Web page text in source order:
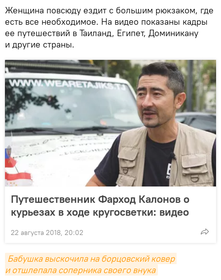
Женщина повсюду ездит с большим рюкзаком, где
есть все необходимое. На видео показаны кадры
ее путешествий в Таиланд, Египет, Доминикану
и другие страны.
Путешественник Фарход Калонов о
курьезах в ходе кругосветки: видео
22 августа 2018, 20:02
Бабушка выскочила на борцовский ковер
и отшлепала соперника своего внука